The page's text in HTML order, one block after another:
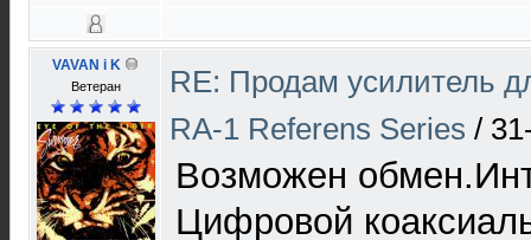
VAVAN i K
Ветеран
RE: Продам усилитель
RA-1 Referens Series /
Возможен
Цифровой